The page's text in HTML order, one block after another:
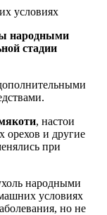
народными
стадии
, настои
орехов и другие
при
народными
условиях
но не